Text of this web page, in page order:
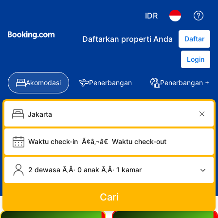
IDR
Daftarkan properti Anda Daftar
Login
Akomodasi Penerbangan Penerbangan +
Waktu check-in Ã¢â‚¬â€ Waktu check-out
2 dewasa Ã‚Â· 0 anak Ã‚Â· 1 kamar
Cari